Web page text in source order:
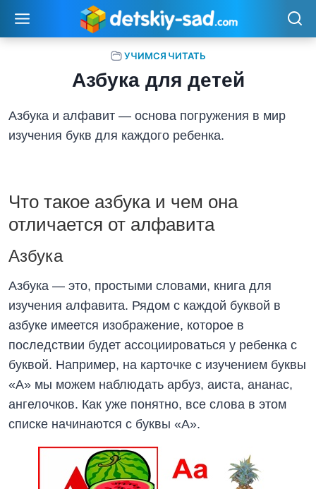
УЧИМСЯ ЧИТАТЬ
Азбука для детей
Азбука и алфавит — основа погружения в мир
изучения букв для каждого ребенка.
Что такое азбука и чем она
отличается от алфавита
Азбука
Азбука — это, простыми словами, книга для
изучения алфавита. Рядом с каждой буквой в
азбуке имеется изображение, которое в
последствии будет ассоциироваться у ребенка с
буквой. Например, на карточке с изучением буквы
«А» мы можем наблюдать арбуз, аиста, ананас,
ангелочков. Как уже понятно, все слова в этом
списке начинаются с буквы «А».